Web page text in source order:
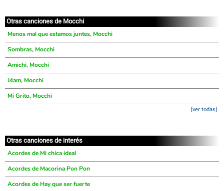
Otras canciones de Mocchi
Menos mal que estamos juntes, Mocchi
Sombras, Mocchi
Amichi, Mocchi
J4am, Mocchi
Mi Grito, Mocchi
[ver todas]
Otras canciones de interés
Acordes de Mi chica ideal
Acordes de Macorina Pon Pon
Acordes de Hay que ser fuerte